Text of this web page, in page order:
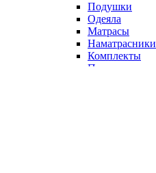
Подушки
Одеяла
Матрасы
Наматрасники
Комплекты
Покрывала